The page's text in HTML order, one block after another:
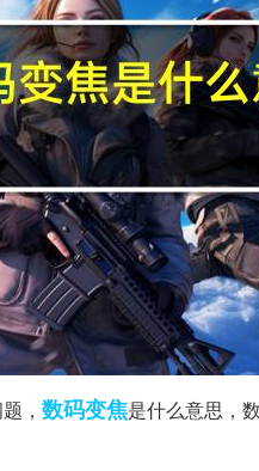
， 数码变焦是什么意思，